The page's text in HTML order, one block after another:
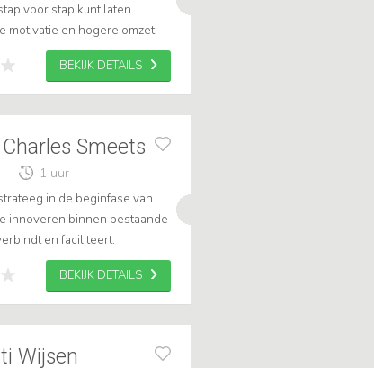
voor stap kunt laten
motivatie en hogere omzet.
naar duurzaam is name...
BEKIJK DETAILS
Smeets
1 uur
in de beginfase van
innoveren binnen bestaande
en faciliteert.
zich binden door out...
BEKIJK DETAILS
Wijsen